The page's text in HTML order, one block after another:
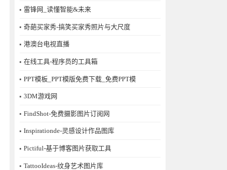
雷锋网_读懂智能&未来
奇葩买家秀-搞笑买家秀照片与大尺度
港澳台电视直播
在线工具-程序员的工具箱
PPT模板_PPT模版免费下载_免费PPT模
3DM游戏网
FindShot-免费摄影图片订阅网
Inspirationde-灵感设计作品图库
Pictiful-基于博客图片获取工具
TattooIdeas-纹身艺术图片库